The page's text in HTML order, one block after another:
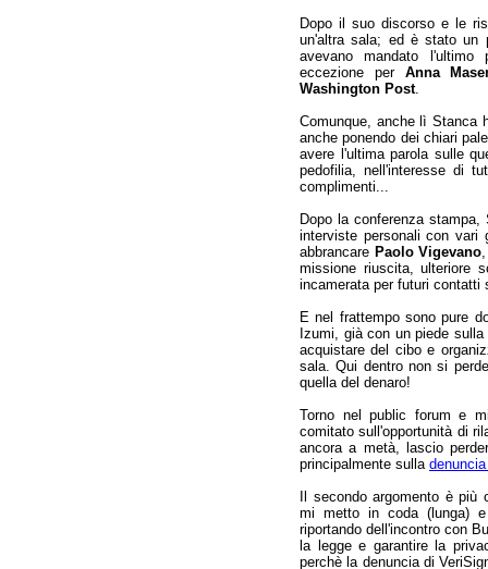
Dopo il suo discorso e le
un'altra sala; ed è stato un
avevano mandato l'ultimo
eccezione per Anna
Washington Post.
Comunque, anche lì Stanca
anche ponendo dei chiari
avere l'ultima parola sulle
pedofilia, nell'interesse di
complimenti...
Dopo la conferenza
interviste personali con vari
abbrancare Paolo Vigevano
missione riuscita, ulteriore
incamerata per futuri contatti
E nel frattempo sono pure
Izumi, già con un piede
acquistare del cibo e
sala. Qui dentro non si
quella del denaro!
Torno nel public forum e
comitato sull'opportunità di
ancora a metà, lascio
principalmente sulla
Il secondo argomento è
mi metto in coda (lunga)
riportando dell'incontro con
la legge e garantire la
perchè la denuncia di